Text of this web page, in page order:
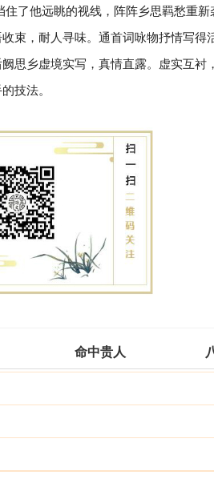
了他远眺的视线，阵阵乡思羁愁重新
束，耐人寻味。通首词咏物抒情写得
思乡虚境实写，真情直露。虚实互衬
技法。
命中贵人